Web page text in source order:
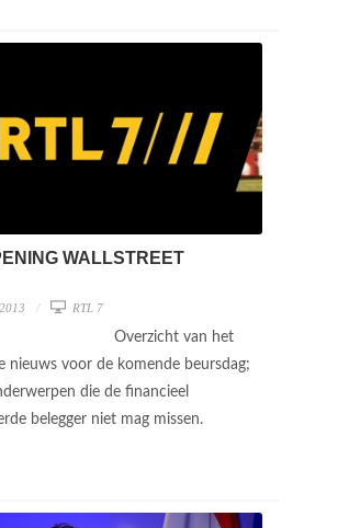
WALLSTREET
RTL 7
Overzicht van het
nieuws voor de komende beursdag;
die de financieel
belegger niet mag missen.